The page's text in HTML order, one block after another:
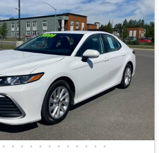
• • • • • • • • • • • •